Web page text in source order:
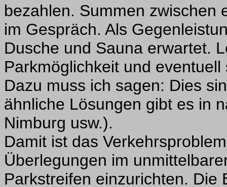
bezahlen. Summen zwischen
im Gespräch. Als
Dusche und Sauna erwartet.
Parkmöglichkeit und
Dazu muss ich sagen: Dies
ähnliche Lösungen gibt es in
Nimburg usw.).
Damit ist das
Überlegungen im
Parkstreifen einzurichten. Die